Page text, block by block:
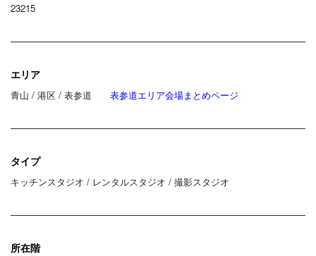
23215
エリア
青山 / 港区 / 表参道 表参道エリア会場まとめページ
タイプ
キッチンスタジオ / レンタルスタジオ / 撮影スタジオ
所在階